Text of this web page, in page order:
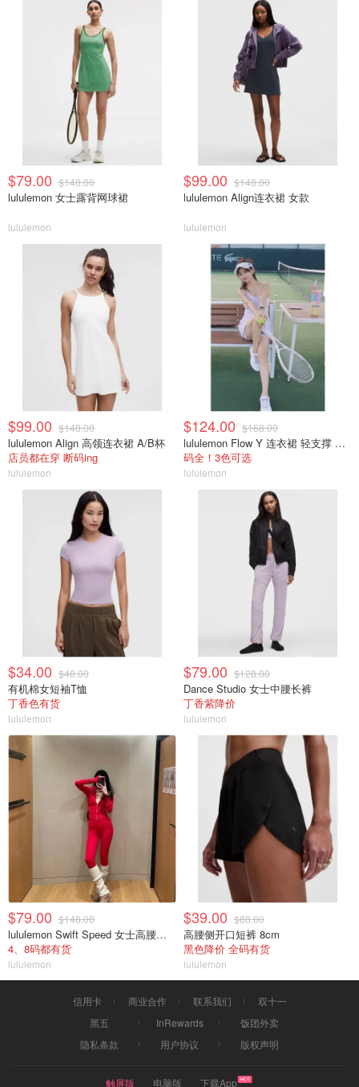
$79.00 $148.00
lululemon 女士露背网球裙
lululemon
$99.00 $148.00
lululemon Align连衣裙 女款
lululemon
$99.00 $148.00
lululemon Align 高领连衣裙 A/B杯
店员都在穿 断码ing
lululemon
$124.00 $168.00
lululemon Flow Y 连衣裙 轻支撑 B/C杯
码全！3色可选
lululemon
$34.00 $48.00
有机棉女短袖T恤
丁香色有货
lululemon
$79.00 $128.00
Dance Studio 女士中腰长裤
丁香紫降价
lululemon
$79.00 $148.00
lululemon Swift Speed 女士高腰紧身裤
4、8码都有货
lululemon
$39.00 $88.00
高腰侧开口短裤 8cm
黑色降价 全码有货
lululemon
信用卡 商业合作 联系我们
双十一
黑五
InRewards
饭团外卖
隐私条款
用户协议 版权声明
触屏版 电脑版 下载App